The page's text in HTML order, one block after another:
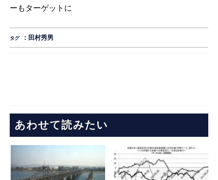
ーもターゲットに
タグ ： 田村秀男
あわせて読みたい